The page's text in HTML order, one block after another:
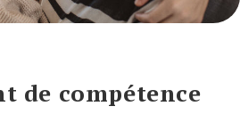
de compétence